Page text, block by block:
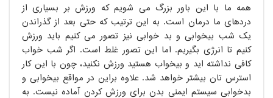
همه ما با این باور بزرگ می شویم که ورزش بر بسیاری از
دردهای ما درمان است. به این ترتیب که حتی بعد از گذراندن
یک شب بیخوابی و بد خوابی نیز تصور می کنیم باید ورزش
کنیم تا انرژی بگیریم. اما این تصور غلط است. اگر شب خواب
کافی نداشته اید و بیخواب هستید ورزش نکنید، چون با این کار
استرس تان بیشتر خواهد شد. علاوه براین در مواقع بیخوابی و
بدخوابی سیستم ایمنی بدن برای ورزش کردن آماده نیست. به